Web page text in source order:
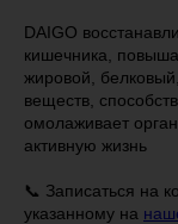
DAIGO
кишечника,
жировой,
веществ,
омолаживает
активную жизнь
📞 Записаться на
указанному на